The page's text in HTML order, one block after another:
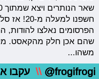
חשפנו
הפרסומים נאלצו
שהם אכן חלק מהקאסט.
משהו...
@frogifrogi
\\ עקבו